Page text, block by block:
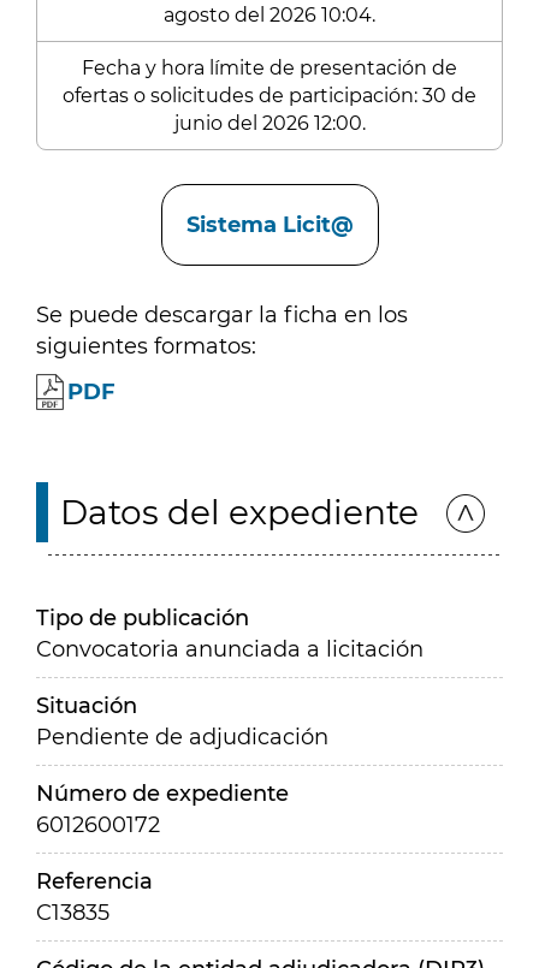
agosto del 2026 10:04.
Fecha y hora límite de presentación de
ofertas o solicitudes de participación: 30 de
junio del 2026 12:00.
Sistema Licit@
Se puede descargar la ficha en los
siguientes formatos:
PDF
Datos del expediente
Tipo de publicación
Convocatoria anunciada a licitación
Situación
Pendiente de adjudicación
Número de expediente
6012600172
Referencia
C13835